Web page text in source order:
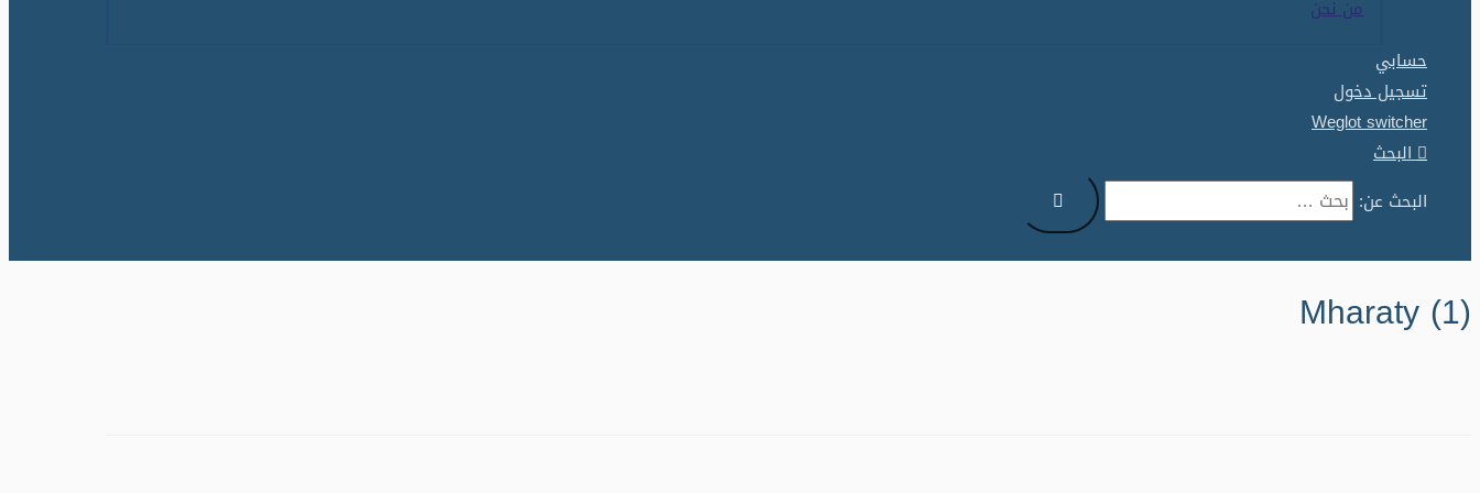
من نحن
حسابي
تسجيل دخول
Weglot switcher
البحث
البحث عن:
Mharaty (1)